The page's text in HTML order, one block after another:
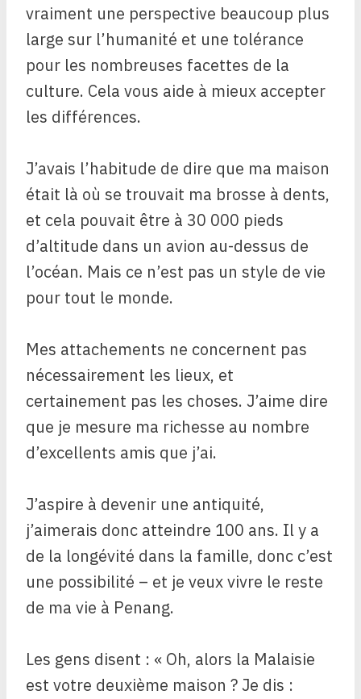
vraiment une perspective beaucoup plus
large sur l’humanité et une tolérance
pour les nombreuses facettes de la
culture. Cela vous aide à mieux accepter
les différences.
J’avais l’habitude de dire que ma maison
était là où se trouvait ma brosse à dents,
et cela pouvait être à 30 000 pieds
d’altitude dans un avion au-dessus de
l’océan. Mais ce n’est pas un style de vie
pour tout le monde.
Mes attachements ne concernent pas
nécessairement les lieux, et
certainement pas les choses. J’aime dire
que je mesure ma richesse au nombre
d’excellents amis que j’ai.
J’aspire à devenir une antiquité,
j’aimerais donc atteindre 100 ans. Il y a
de la longévité dans la famille, donc c’est
une possibilité – et je veux vivre le reste
de ma vie à Penang.
Les gens disent : « Oh, alors la Malaisie
est votre deuxième maison ? Je dis :